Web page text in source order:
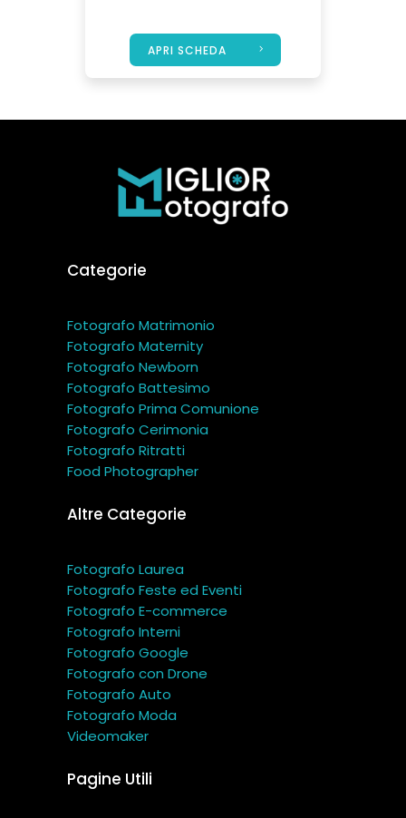
APRI SCHEDA
Categorie
Fotografo Matrimonio
Fotografo Maternity
Fotografo Newborn
Fotografo Battesimo
Fotografo Prima Comunione
Fotografo Cerimonia
Fotografo Ritratti
Food Photographer
Altre Categorie
Fotografo Laurea
Fotografo Feste ed Eventi
Fotografo E-commerce
Fotografo Interni
Fotografo Google
Fotografo con Drone
Fotografo Auto
Fotografo Moda
Videomaker
Pagine Utili